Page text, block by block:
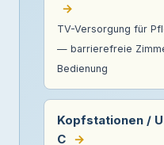
→
TV-Versorgung für
— barrierefreie
Bedienung
Kopfstationen /
C →